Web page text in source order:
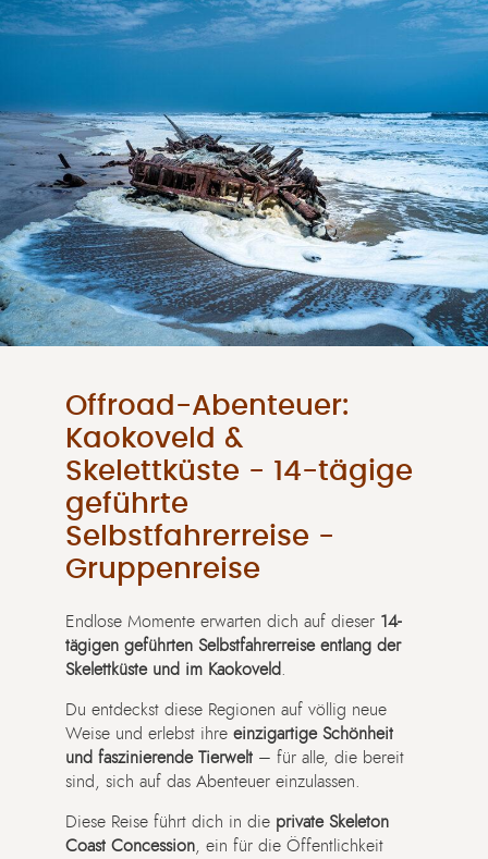
Offroad-Abenteuer:
Kaokoveld &
Skelettküste - 14-tägige
geführte
Selbstfahrerreise -
Gruppenreise
Endlose Momente erwarten dich auf dieser 14-
tägigen geführten Selbstfahrerreise entlang der
Skelettküste und im Kaokoveld
Du entdeckst diese Regionen auf völlig neue
Weise und erlebst ihre einzigartige Schönheit
und faszinierende Tierwelt – für alle, die bereit
sind, sich auf das Abenteuer einzulassen.
Diese Reise führt dich in die private Skeleton
Coast Concession , ein für die Öffentlichkeit